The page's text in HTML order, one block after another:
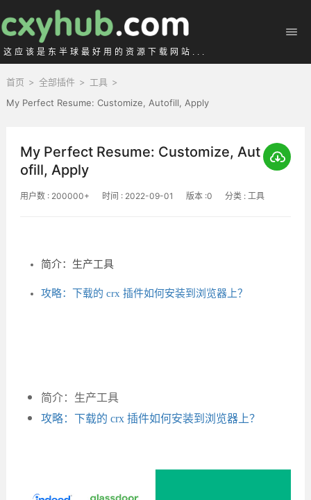
这应该是东半球最好用的资源下载网站...
首页 > 全部插件 > 工具 >
My Perfect Resume: Customize, Autofill, Apply
My Perfect Resume: Customize, Aut
ofill, Apply
用户数 : 200000+ 时间 : 2022-09-01 版本 :0 分类 : 工具
简介：生产工具
攻略：下载的 crx 插件如何安装到浏览器上？
简介：生产工具
攻略：下载的 crx 插件如何安装到浏览器上？